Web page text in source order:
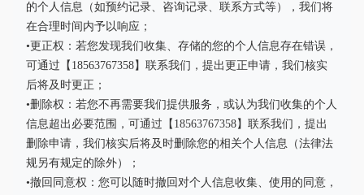
的个人信息（如预约记录、咨询记录、联系方式等），我们将
在合理时间内予以响应；
•更正权：若您发现我们收集、存储的您的个人信息存在错误，
可通过【18563767358】联系我们，提出更正申请，我们核实
后将及时更正；
•删除权：若您不再需要我们提供服务，或认为我们收集的个人
信息超出必要范围，可通过【18563767358】联系我们，提出
删除申请，我们核实后将及时删除您的相关个人信息（法律法
规另有规定的除外）；
•撤回同意权：您可以随时撤回对个人信息收集、使用的同意，